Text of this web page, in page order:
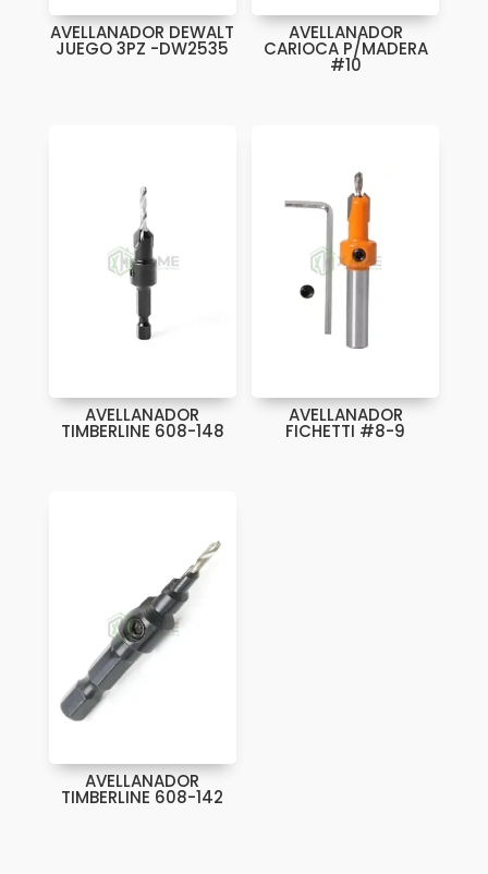
AVELLANADOR DEWALT
JUEGO 3PZ -DW2535
AVELLANADOR
CARIOCA P/MADERA
#10
AVELLANADOR
TIMBERLINE 608-148
AVELLANADOR
FICHETTI #8-9
AVELLANADOR
TIMBERLINE 608-142